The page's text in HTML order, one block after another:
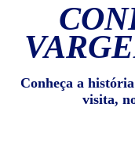
Conheça a
visita,